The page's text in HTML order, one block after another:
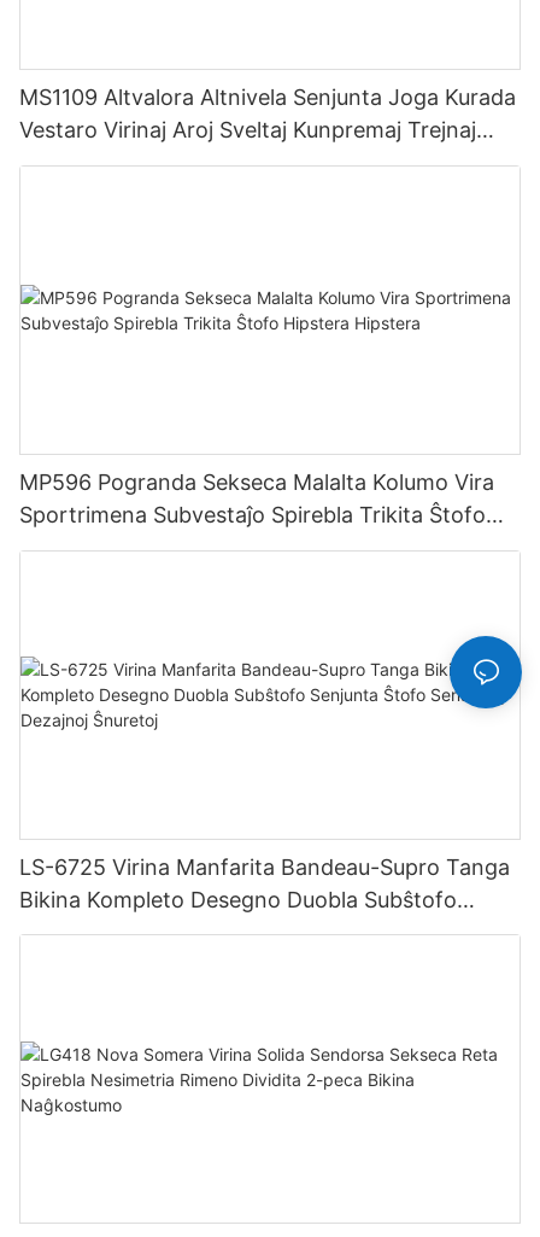
MS1109 Altvalora Altnivela Senjunta Joga Kurada
Vestaro Virinaj Aroj Sveltaj Kunpremaj Trejnaj
Vestaĵoj Aktivaj Vestaĵoj
MP596 Pogranda Sekseca Malalta Kolumo Vira
Sportrimena Subvestaĵo Spirebla Trikita Ŝtofo
Hipstera Hipstera
LS-6725 Virina Manfarita Bandeau-Supro Tanga
Bikina Kompleto Desegno Duobla Subŝtofo
Senjunta Ŝtofo Senŝeklaj Dezajnoj Ŝnuretoj